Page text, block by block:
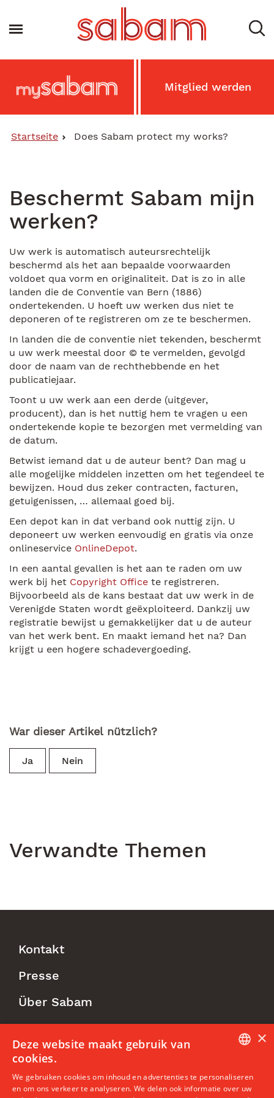
Inhalt
Main
Secondary
Menu
MySabam Mitglied werden
Toggle navigation
Startseite Does Sabam protect my works?
Beschermt Sabam mijn
werken?
Uw werk is automatisch auteursrechtelijk
beschermd als het aan bepaalde voorwaarden
voldoet qua vorm en originaliteit. Dat is zo in alle
landen die de Conventie van Bern (1886)
ondertekenden. U hoeft uw werken dus niet te
deponeren of te registreren om ze te beschermen.
In landen die de conventie niet tekenden, beschermt
u uw werk meestal door © te vermelden, gevolgd
door de naam van de rechthebbende en het
publicatiejaar.
Toont u uw werk aan een derde (uitgever,
producent), dan is het nuttig hem te vragen u een
ondertekende kopie te bezorgen met vermelding van
de datum.
Betwist iemand dat u de auteur bent? Dan mag u
alle mogelijke middelen inzetten om het tegendeel te
bewijzen. Houd dus zeker contracten, facturen,
getuigenissen, … allemaal goed bij.
Een depot kan in dat verband ook nuttig zijn. U
deponeert uw werken eenvoudig en gratis via onze
onlineservice OnlineDepot.
In een aantal gevallen is het aan te raden om uw
werk bij het Copyright Office te registreren.
Bijvoorbeeld als de kans bestaat dat uw werk in de
Verenigde Staten wordt geëxploiteerd. Dankzij uw
registratie bewijst u gemakkelijker dat u de auteur
van het werk bent. En maakt iemand het na? Dan
krijgt u een hogere schadevergoeding.
War dieser Artikel nützlich?
Ja Nein
Verwandte Themen
Footer
Menu
Kontakt
Presse
Über Sabam
Follow us
ENGLISH
×
Deze website maakt gebruik van
cookies.
We gebruiken cookies om inhoud en advertenties te personaliseren
en om ons verkeer te analyseren. We delen ook informatie over uw